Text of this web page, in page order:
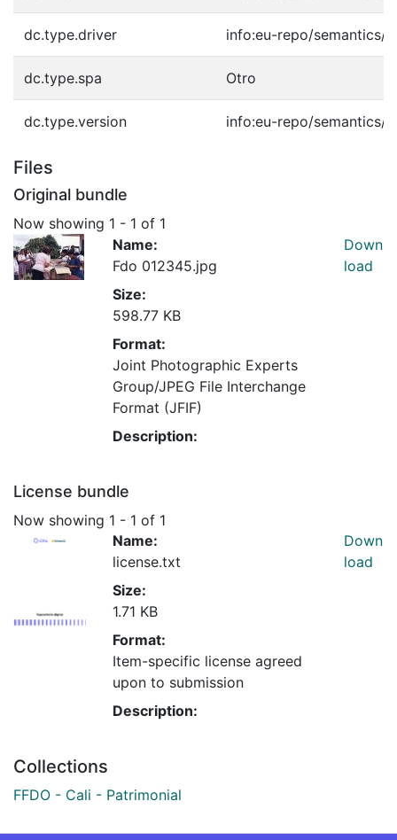
dc.type.driver info:eu-repo/semantics/
dc.type.spa Otro
dc.type.version info:eu-repo/semantics/
Files
Original bundle
Now showing 1 - 1 of 1
Name:
Fdo 012345.jpg
Size:
598.77 KB
Format:
Joint Photographic Experts
Group/JPEG File Interchange
Format (JFIF)
Description:
Down
load
License bundle
Now showing 1 - 1 of 1
Name:
license.txt
Size:
1.71 KB
Format:
Item-specific license agreed
upon to submission
Description:
Down
load
Collections
FFDO - Cali - Patrimonial